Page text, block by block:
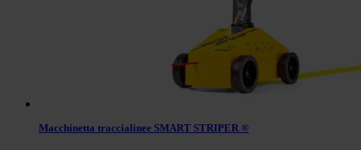
Macchinetta traccialinee SMART STRIPER ®